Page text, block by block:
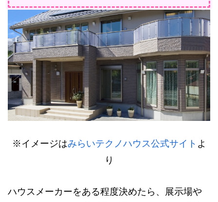
※イメージはみらいテクノハウス公式サイト よ
り
ハウスメーカーをある程度決めたら、展示場や